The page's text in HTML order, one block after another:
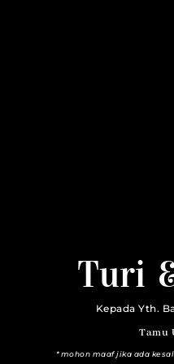
24 |
Turi
Kepada Yth.
Tamu
*mohon maaf jika ada